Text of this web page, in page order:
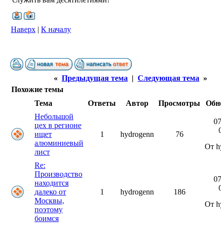
Наверх | К началу
« Предыдущая тема | Следующая тема »
Похожие темы
Тема
Ответы Автор Просмотры
Небольшой
цех в регионе
ищет
алюминиевый
лист
1 hydrogenn 76
От
Re:
Производство
находится
далеко от
Москвы,
поэтому
боимся
1 hydrogenn 186
От